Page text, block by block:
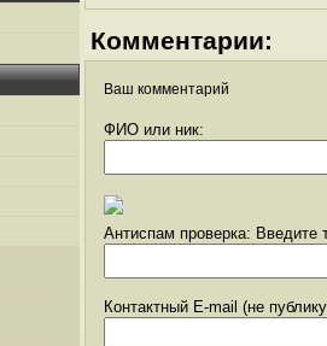
Комментарии:
Ваш комментарий
ФИО или ник:
Антиспам проверка: Введите
Контактный E-mail (не